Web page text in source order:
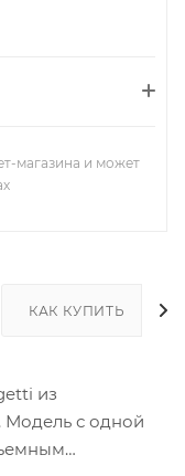
магазина и может
КАК КУПИТЬ
из
Модель с одной